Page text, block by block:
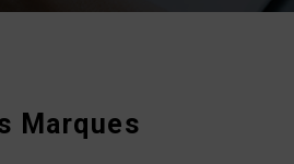
Marques